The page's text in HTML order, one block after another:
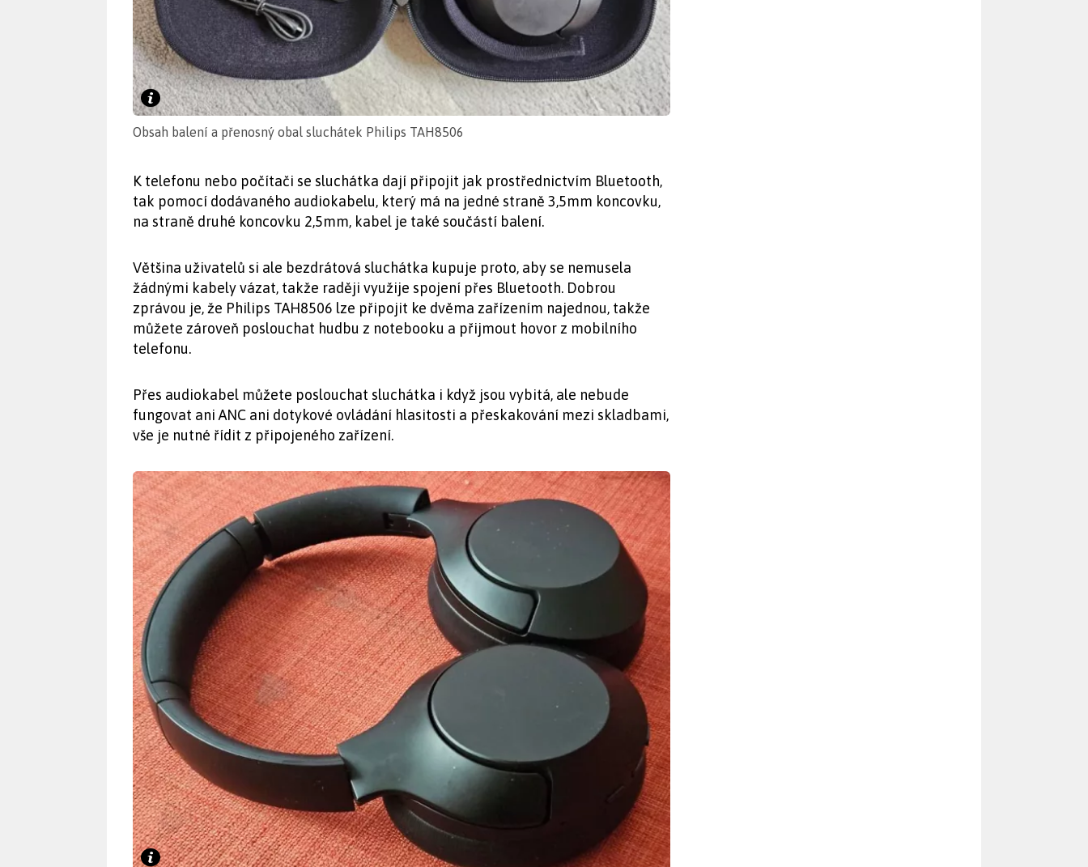
Obsah balení a přenosný obal sluchátek Philips TAH8506
K telefonu nebo počítači se sluchátka dají připojit jak prostřednictvím Bluetooth,
tak pomocí dodávaného audiokabelu, který má na jedné straně 3,5mm koncovku,
na straně druhé koncovku 2,5mm, kabel je také součástí balení.
Většina uživatelů si ale bezdrátová sluchátka kupuje proto, aby se nemusela
žádnými kabely vázat, takže raději využije spojení přes Bluetooth. Dobrou
zprávou je, že Philips TAH8506 lze připojit ke dvěma zařízením najednou, takže
můžete zároveň poslouchat hudbu z notebooku a přijmout hovor z mobilního
telefonu.
Přes audiokabel můžete poslouchat sluchátka i když jsou vybitá, ale nebude
fungovat ani ANC ani dotykové ovládání hlasitosti a přeskakování mezi skladbami,
vše je nutné řídit z připojeného zařízení.